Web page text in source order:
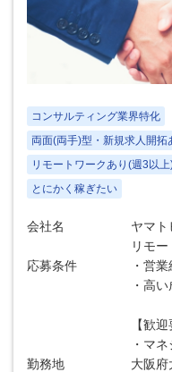
コンサルティング業界特化
両面(両手)型・新規求人開拓
リモートワークあり(週3以上
とにかく稼ぎたい
会社名
ヤマ
リモー
応募条件
・営
・高
【歓
・マ
勤務地
大阪府